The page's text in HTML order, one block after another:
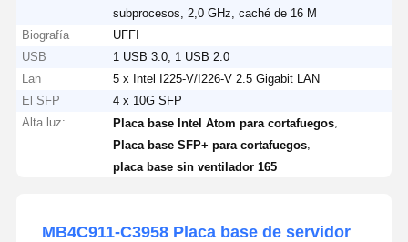
subprocesos, 2,0 GHz, caché de 16 M
Biografía
UFFI
USB
1 USB 3.0, 1 USB 2.0
Lan
5 x Intel I225-V/I226-V 2.5 Gigabit LAN
El SFP
4 x 10G SFP
Alta luz:
Placa base Intel Atom para cortafuegos
Placa base SFP+ para cortafuegos
placa base sin ventilador 165
MB4C911-C3958 Placa base de servidor